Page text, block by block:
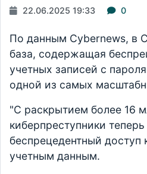
22.06.2025 19:33 0
По данным Cybernews, в
база, содержащая
учетных записей с
одной из самых
"С раскрытием более 16
киберпреступники
беспрецедентный доступ
учетным данным.